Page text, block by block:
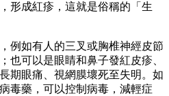
形成紅疹，這就是俗稱的「生
例如有人的三叉或胸椎神經皮節
也可以是眼睛和鼻子發紅皮疹、
期眼痛、視網膜壞死至失明。如
毒藥，可以控制病毒，減輕症